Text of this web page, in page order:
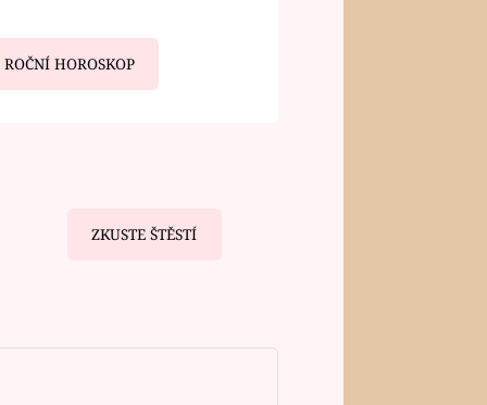
ROČNÍ HOROSKOP
ZKUSTE ŠTĚSTÍ